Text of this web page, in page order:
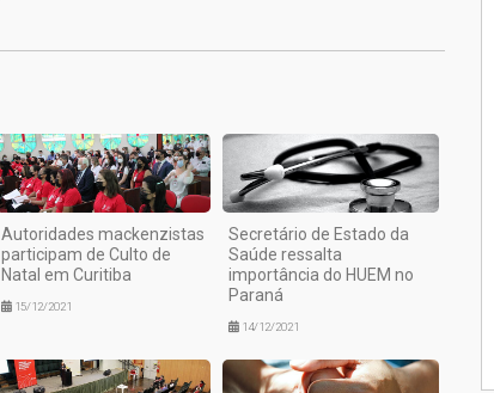
Autoridades mackenzistas
participam de Culto de
Natal em Curitiba
15/12/2021
Secretário de Estado da
Saúde ressalta
importância do HUEM no
Paraná
14/12/2021